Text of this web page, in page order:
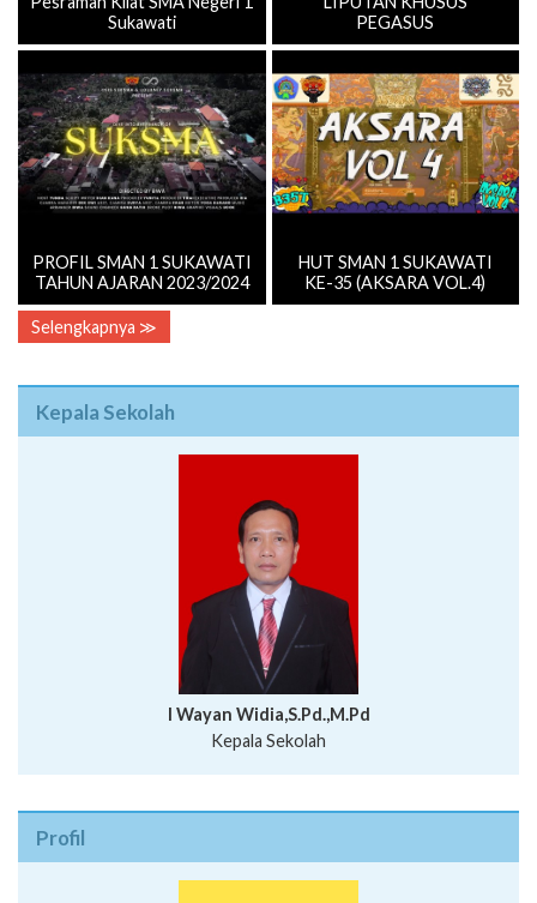
Sukawati
PEGASUS
PROFIL SMAN 1 SUKAWATI
TAHUN AJARAN 2023/2024
HUT SMAN 1 SUKAWATI
KE-35 (AKSARA VOL.4)
Selengkapnya ≫
Kepala Sekolah
I Wayan Widia,S.Pd.,M.Pd
Kepala Sekolah
Profil